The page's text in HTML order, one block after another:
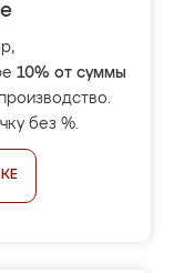
10% от суммы
без %.